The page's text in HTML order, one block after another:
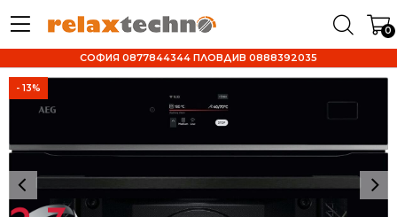
0
СОФИЯ 0877844344 ПЛОВДИВ 0888392035
- 13%